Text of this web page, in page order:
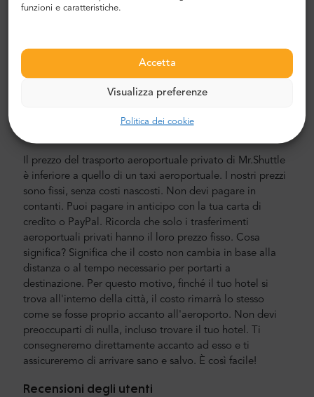
funzioni e caratteristiche.
Accetta
Visualizza preferenze
Politica dei cookie
viaggiatori dagli utenti di Trip-Advisor. Offriamo il
trasporto porta a porta in nuovi, moderni e confortevoli
minivan e minibus Mercedes-Benz con aria condizionata.
Il nostro equipaggio è composto da piloti veterani
Il prezzo del trasporto aeroportuale privato di Mr.Shuttle
è inferiore a quello di un taxi aeroportuale. I nostri prezzi
sono fissi, senza costi nascosti. Non devi pagare in
contanti. Puoi pagare in anticipo con la tua carta di
credito o PayPal. Ricorda che solo i trasferimenti
aeroportuali privati hanno il loro prezzo fisso. Cosa
significa? Significa che il costo non cambia in base alla
distanza o al tempo necessario per portarti a
destinazione. Per questo motivo, finché il tuo hotel si
trova all'interno della città, il costo rimarrà lo stesso
come se fosse proprio accanto all'aeroporto. Non devi
preoccuparti di nulla, incluso trovare il tuo hotel. Ti
consegneremo direttamente accanto ad esso e ti
assicureremo di arrivare sano e salvo. È così facile!
Recensioni degli utenti